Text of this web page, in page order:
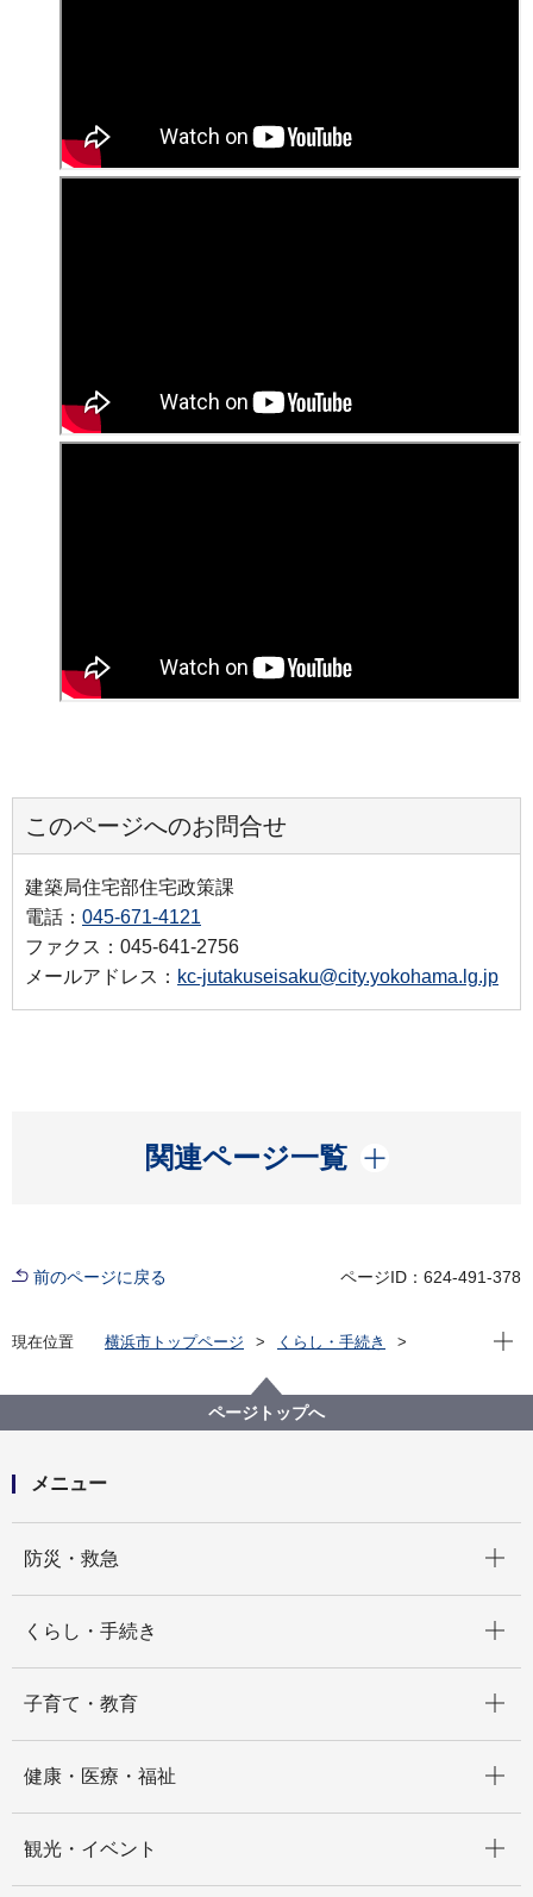
このページへのお問合せ
建築局住宅部住宅政策課
電話： 045-671-4121
ファクス：045-641-2756
メールアドレス： kc-jutakuseisaku@city.yokohama.lg.jp
関連ページ一覧
開く
前のページに戻る ページID：624-491-378
現在位置 横浜市トップページ
くらし・手続き
住宅に関する各種支援制度等
空家に関するセミナーのご案内
現在
ページトップへ
メニュー
防災・救急
くらし・手続き
子育て・教育
健康・医療・福祉
観光・イベント